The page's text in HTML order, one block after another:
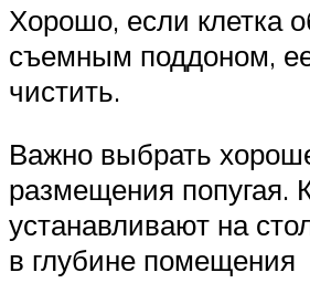
Хорошо, если клетка
съемным поддоном,
чистить.
Важно выбрать
размещения попугая.
устанавливают на
в глубине помещения